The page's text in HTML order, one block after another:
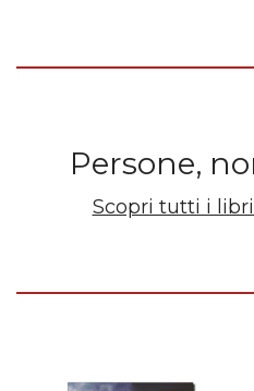
Persone,
Scopri tutti i